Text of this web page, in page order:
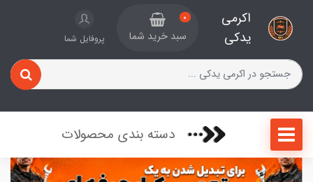
اکرمی
یدکی
0
سبد خرید شما پروفایل شما
دسته بندی محصولات